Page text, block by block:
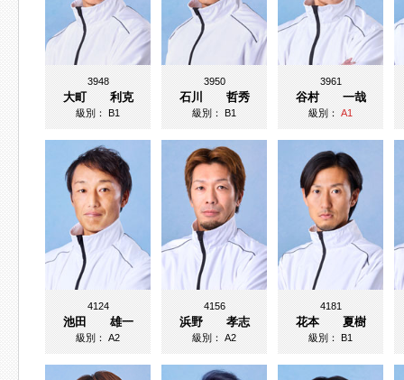
3948
大町 利克
級別：B1
3950
石川 哲秀
級別：B1
3961
谷村 一哉
級別：A1
4124
池田 雄一
級別：A2
4156
浜野 孝志
級別：A2
4181
花本 夏樹
級別：B1